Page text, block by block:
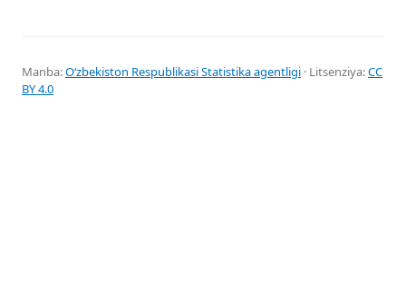
Manba:Oʻzbekiston Respublikasi Statistika agentligi · Litsenziya:CC
BY 4.0